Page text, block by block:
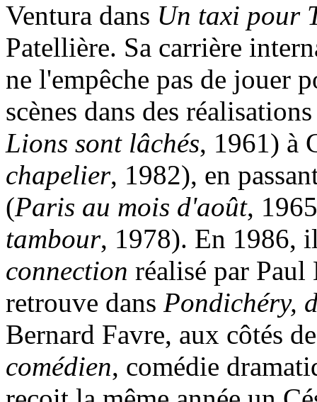
Ventura dans Un taxi pour
Patellière. Sa carrière
ne l'empêche pas de jouer
scènes dans des
Lions sont lâchés, 1961) à
chapelier, 1982), en
(Paris au mois d'août,
tambour, 1978). En 1986,
connection réalisé par
retrouve dans Pondichéry,
Bernard Favre, aux côtés
comédien, comédie